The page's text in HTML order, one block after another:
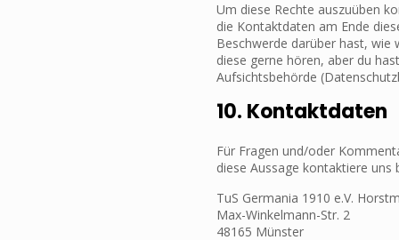
Um diese Rechte auszuüben
die Kontaktdaten am Ende
Beschwerde darüber hast, wie
diese gerne hören, aber du
Aufsichtsbehörde
10. Kontaktdaten
Für Fragen und/oder
diese Aussage kontaktiere
TuS Germania 1910 e.V.
Max-Winkelmann-Str. 2
48165 Münster